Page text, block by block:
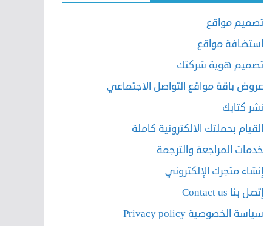
تصميم مواقع
استضافة مواقع
تصميم هوية شركتك
عروض باقة مواقع التواصل الاجتماعي
نشر كتابك
القيام بحملتك الالكترونية كاملة
خدمات المراجعة والترجمة
إنشاء متجرك الإلكتروني
إتصل بنا Contact us
سياسة الخصوصية Privacy policy